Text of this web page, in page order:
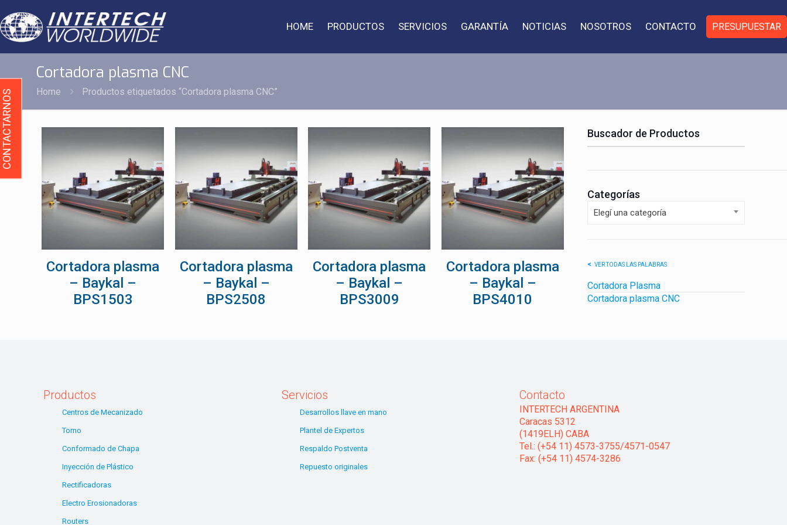
HOME PRODUCTOS SERVICIOS GARANTÍA NOTICIAS NOSOTROS CONTACTO PRESUPUESTAR
Cortadora plasma CNC
Home Productos etiquetados “Cortadora plasma CNC”
Cortadora plasma
– Baykal –
BPS1503
Cortadora plasma
– Baykal –
BPS2508
Cortadora plasma
– Baykal –
BPS3009
Cortadora plasma
– Baykal –
BPS4010
Buscador de Productos
Categorías
Elegí una categoría
VER TODAS LAS PALABRAS
Cortadora Plasma
Cortadora plasma CNC
Productos
Centros de Mecanizado
Torno
Conformado de Chapa
Inyección de Plástico
Rectificadoras
Electro Erosionadoras
Routers
Servicios
Desarrollos llave en mano
Plantel de Expertos
Respaldo Postventa
Repuesto originales
Contacto
INTERTECH ARGENTINA
Caracas 5312
(1419ELH) CABA
Tel.: (+54 11) 4573-3755/4571-0547
Fax: (+54 11) 4574-3286
CONTACTARNOS